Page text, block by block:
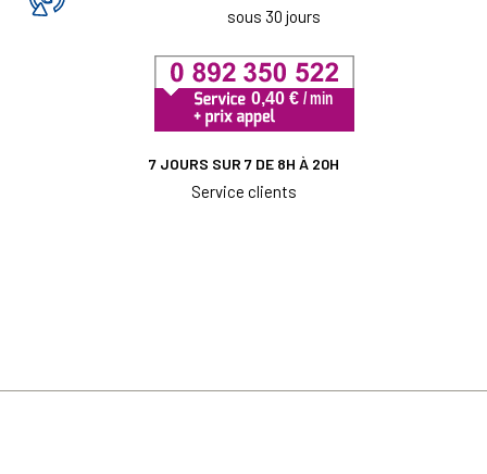
sous 30 jours
7 JOURS SUR 7 DE 8H À 20H
Service clients